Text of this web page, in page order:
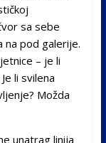
sa sebe
na pod galerije.
– je li
li svilena
Možda
unatrag linija